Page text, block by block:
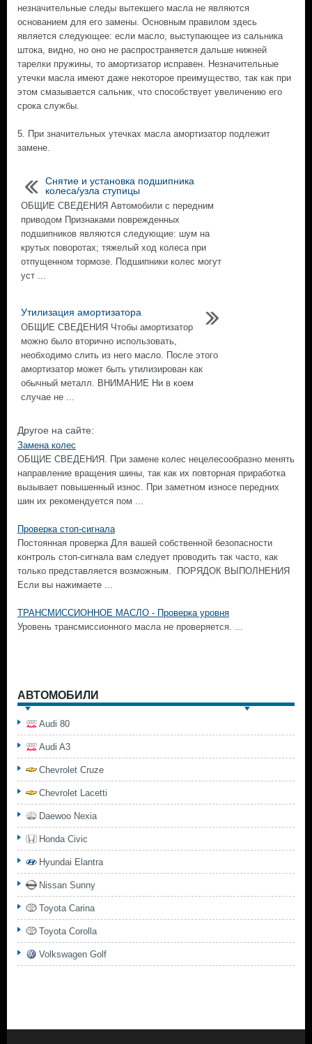
незначительные следы вытекшего масла не являются
основанием для его замены. Основным правилом здесь
является следующее: если масло, выступающее из сальника
штока, видно, но оно не распространяется дальше нижней
тарелки пружины, то амортизатор исправен. Незначительные
утечки масла имеют даже некоторое преимущество, так как при
этом смазывается сальник, что способствует увеличению его
срока службы.
5. При значительных утечках масла амортизатор подлежит
замене.
Снятие и установка подшипника
колеса/узла ступицы
ОБЩИЕ СВЕДЕНИЯ Автомобили с передним
приводом Признаками поврежденных
подшипников являются следующие: шум на
крутых поворотах; тяжелый ход колеса при
отпущенном тормозе. Подшипники колес могут
уст ...
Утилизация амортизатора
ОБЩИЕ СВЕДЕНИЯ Чтобы амортизатор
можно было вторично использовать,
необходимо слить из него масло. После этого
амортизатор может быть утилизирован как
обычный металл. ВНИМАНИЕ Ни в коем
случае не ...
Другое на сайте:
Замена колес
ОБЩИЕ СВЕДЕНИЯ. При замене колес нецелесообразно менять
направление вращения шины, так как их повторная приработка
вызывает повышенный износ. При заметном износе передних
шин их рекомендуется пом ...
Проверка стоп-сигнала
Постоянная проверка Для вашей собственной безопасности
контроль стоп-сигнала вам следует проводить так часто, как
только представляется возможным. ПОРЯДОК ВЫПОЛНЕНИЯ
Если вы нажимаете ...
ТРАНСМИССИОННОЕ МАСЛО - Проверка уровня
Уровень трансмиссионного масла не проверяется. ...
АВТОМОБИЛИ
Audi 80
Audi A3
Chevrolet Cruze
Chevrolet Lacetti
Daewoo Nexia
Honda Civic
Hyundai Elantra
Nissan Sunny
Toyota Carina
Toyota Corolla
Volkswagen Golf